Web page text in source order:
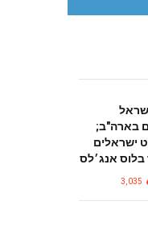
בארה"ב;
ישראלים
אנג׳לס
3,035